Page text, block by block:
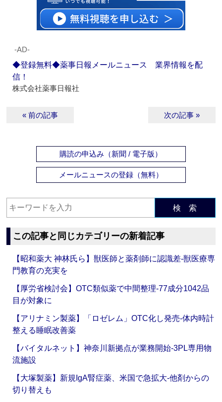
‐AD‐
◆登録無料◆薬事日報メールニュース 業界情報を配
信！
株式会社薬事日報社
« 前の記事 次の記事 »
購読の申込み（新聞 / 電子版）
メールニュースの登録（無料）
検 索
この記事と同じカテゴリーの新着記事
【昭和薬大 神林氏ら】獣医師と薬剤師に認識差‐獣医療専
門教育の充実を
【厚労省検討会】OTC類似薬で中間整理‐77成分1042品
目が対象に
【アリナミン製薬】「ロゼレム」OTC化し発売‐体内時計
整える睡眠改善薬
【バイタルネット】神奈川新拠点が業務開始‐3PL専用物
流施設
【大塚製薬】新規IgA腎症薬、米国で急拡大‐他剤からの
切り替えも